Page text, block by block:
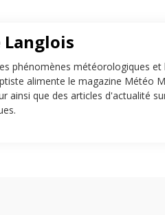
phénomènes météorologiques
alimente le magazine Météo
ainsi que des articles d'actualité